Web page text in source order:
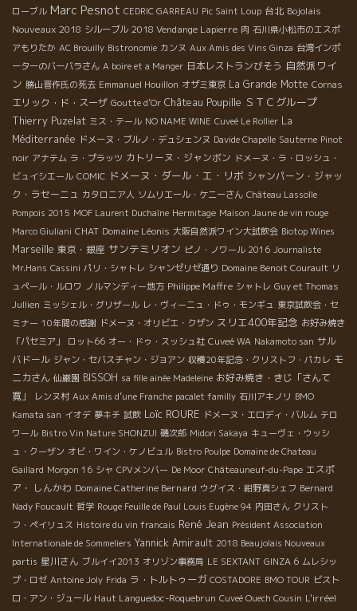
ローブル Marc Pesnot CEDRIC GARREAU Pic Saint Loup 台北 Bojolais
Nouveaux 2018 シルーブル 2018 Vendange Lapierre 肉 石川県小松市のエスポ
アもりたか AC Brouilly Bistronomie カンヌ Aux Amis des Vins Ginza 台湾インポ
ーターのバーバラさん A boire et a Manger 日本レストランびそう 自然派ワイ
ン 勝山晋作氏の死去 Emmanuel Houillon オザミ東京 La Grande Motte Cornas
エリック・ド・スーザ Goutte d’Or Château Poupille ＳＴＣグループ
Thierry Puzelat ミス・テール NO NAME WINE Cuveé Le Rollier La
Méditerranée ドメーヌ・ブルノ・デュシェンヌ Davide Chapelle Sauterne Pinot
noir アナテム ラ・プラッツ カトリーヌ・ジャンボン ドメーヌ・ラ・ロッシュ・
ビュイシエール COMIC ドメーヌ・ダール・エ・リボ シャンパーン・ジャッ
ク・ラセーニュ カタロニア人 ソムリエール・ケニーさん Château Lassolle
Pompois 2015 MOF Laurent Duchaîne Hermitage Maison Jaune de vin rouge
Marco Giuliani CHAT Domaine Léonis 大阪自然派ワイン大試飲会 Biotop Wines
Marseille 東京・銀座 サンテミリオン ピノ・ノワール 2016 Journaliste
Mr.Hans Cassini パリ・シャトレ シャンゼリゼ通り Domaine Benoit Courault リ
ュペール・ルロワ ノルマンディー地方 Philippe Maffre シャトレ Guy et Thomas
Jullien ミッシェル・グリザール レ・ヴィーニュ・ドゥ・モンギュ 東京試飲会・セ
ミナー 10年間の感謝 ドメーヌ・オリビエ・クザン スリエ400年記念 お好み焼き
「パセミア」
ロット66 オー・ドゥ・スッシュ社 Cuveé WA Nakamoto san サル
バドール ジャン・セバスチャン・ジョアン 収穫20年記念・クリストフ・パカレ モ
ニカさん 仙巌園 BISSOH sa fille ainée Madeleine お好み焼き・きじ「さんて
寛」
レンヌ村 Aux Amis d’une Franche pacalet familly 石川アキノリ BMO
Kamata san イオデ 夢キチ 試飲 Loïc ROURE ドメーヌ・エロディ・バルム テロ
ワール Bistro Vin Nature SHONZUI 磯次郎 Midori Sakaya キューヴェ・ウッシ
ュ・クーザン オビ・ワイン・ケノビュル Bistro Poulpe Domaine de Chateau
Gaillard Morgon 16 シャ CPVメンバー De Moor Châteauneuf-du-Pape エスポ
ア・ しんかわ Domaine Catherine Bernard ウグイス・紺野真シェフ Bernard
Nady Foucault 哲学 Rouge Feuille de Paul Louis Eugène 94 内田さん クリスト
フ・ペイリュス Histoire du vin francais René Jean Président Association
Internationale de Sommeliers Yannick Amirault 2018 Beaujolais Nouveaux
partis 星川さん ブルイイ2013 オリゾン事務局 LE SEXTANT GINZA 6 ムレシッ
プ・ロゼ Antoine Joly Frida ラ・トルトゥーガ COSTADORE BMO TOUR ビスト
ロ・アン・ジュール Haut Languedoc-Roquebrun Cuveé Ouech Cousin L'irréel